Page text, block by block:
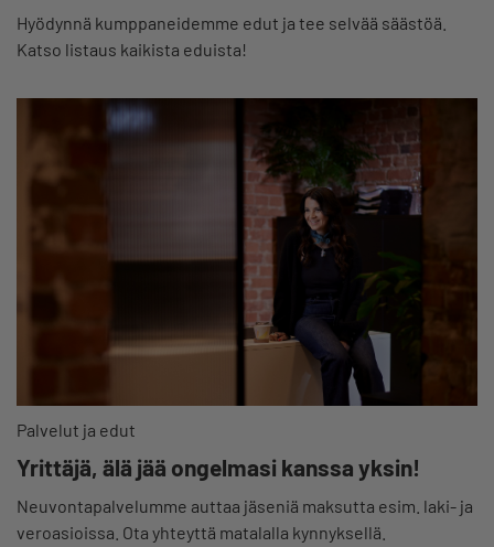
Hyödynnä kumppaneidemme edut ja tee selvää säästöä.
Katso listaus kaikista eduista!
Palvelut ja edut
Yrittäjä, älä jää ongelmasi kanssa yksin!
Neuvontapalvelumme auttaa jäseniä maksutta esim. laki- ja
veroasioissa. Ota yhteyttä matalalla kynnyksellä.